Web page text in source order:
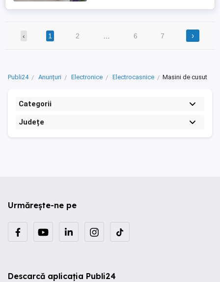
‹ 1 2 6 7 ›
Publi24 Anunțuri Electronice Electrocasnice Masini de cusut
Categorii
Județe
Urmărește-ne pe
Descarcă aplicația Publi24